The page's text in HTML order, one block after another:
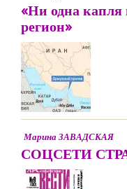
«Ни одна капля
регион»
Марина ЗАВАДСКАЯ
СОЦСЕТИ